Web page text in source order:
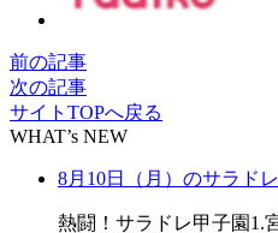
前の記事
次の記事
サイトTOPへ戻る
WHAT’s NEW
8月10日（月）のサラド
熱闘！サラドレ甲子園1.